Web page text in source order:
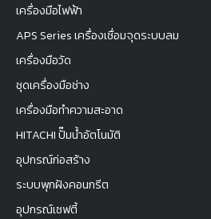
เครื่องมือไฟฟ้า
APS Series เครื่องเชื่อมจุดระบบลม
เครื่องมือวัด
ชุดเครื่องมือช่าง
เครื่องมือทำความสะอาด
HITACHI ปั๊มน้ำอัตโนมัติ
อุปกรณ์ก่อสร้าง
ระบบพุกฝังคอนกรีต
อุปกรณ์เซฟตี้